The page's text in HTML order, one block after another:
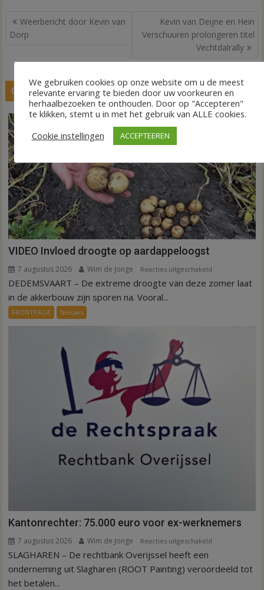
Bericht
navigatie
Weerbericht door Kevin van
Dorp
Kevin van Deijne en Hein
Verschuuren prolongeren titel
Vechtdalrally
GERELATEERDE BERICHTEN
VIDEO Invloed droogte op aardappeloogst
7 augustus 2026 Wim de Jonge Reacties uitgeschakeld
VIDEO
DEDEMSVAART – De extreme droogte van deze zomer laat
in de akkerbouw zijn sporen na. Vooral...
FRONTPAGE Nieuws
Kantonrechter: 75.000 euro voor ex-werknemers
7 augustus 2026 Wim de Jonge Reacties uitgeschakeld
75.000
SLAGHAREN – De rechtbank Overijssel heeft een
onderneming uit Slagharen (ROOT Painting) veroordeeld tot
het betalen...
We gebruiken cookies op onze website om u de meest
relevante ervaring te bieden door uw voorkeuren en
herhaalbezoeken te onthouden. Door op "Accepteren"
te klikken, stemt u in met het gebruik van ALLE cookies.
Cookie instellingen
ACCEPTEEREN